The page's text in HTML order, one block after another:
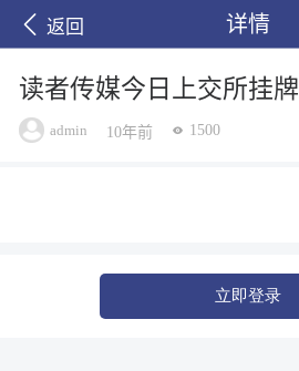
返回 详情
读者传媒今日上交所挂牌
admin 10年前 1500
立即登录